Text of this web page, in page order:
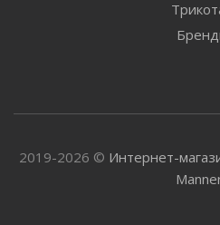
2019-2026 © Интернет-